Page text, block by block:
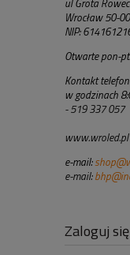
ul Grota
Wrocław 50-
NIP:
Otwarte pon-
Kontakt
w godzinach
- 519 337 057
www.wroled.pl
e-mail:
e-mail:
Zaloguj się